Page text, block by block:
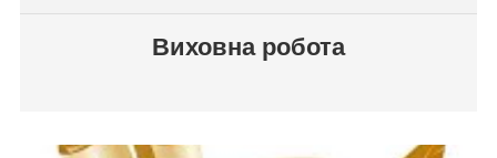
Виховна робота